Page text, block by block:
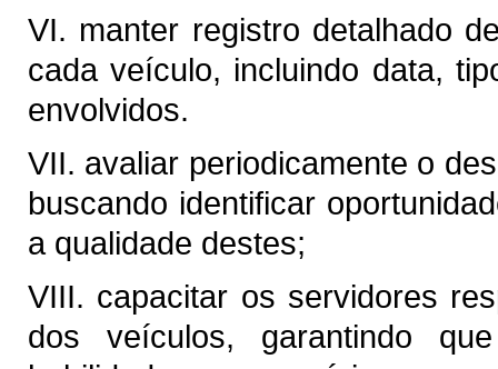
VI. manter registro detalhado
cada veículo, incluindo data,
envolvidos.
VII. avaliar periodicamente o
buscando identificar
a qualidade destes;
VIII. capacitar os servidores
dos veículos, garantindo